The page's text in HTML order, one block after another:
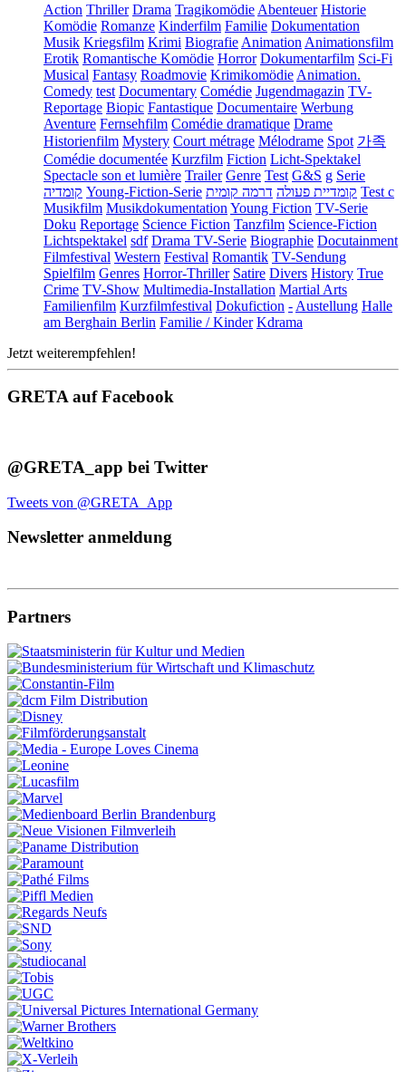
Action Thriller Drama Tragikomödie Abenteuer Historie
Komödie Romanze Kinderfilm Familie Dokumentation
Musik Kriegsfilm Krimi Biografie Animation Animationsfilm
Erotik Romantische Komödie Horror Dokumentarfilm Sci-Fi
Musical Fantasy Roadmovie Krimikomödie Animation.
Comedy test Documentary Comédie Jugendmagazin TV-
Reportage Biopic Fantastique Documentaire Werbung
Aventure Fernsehfilm Comédie dramatique Drame
Historienfilm Mystery Court métrage Mélodrame Spot 가족
Comédie documentée Kurzfilm Fiction Licht-Spektakel
Spectacle son et lumière Trailer Genre Test G&S g Serie
קומדיה Young-Fiction-Serie קומדיית פעולה דרמה קומית
Test c
Musikfilm Musikdokumentation Young Fiction TV-Serie
Doku Reportage Science Fiction Tanzfilm Science-Fiction
Lichtspektakel sdf Drama TV-Serie Biographie Docutainment
Filmfestival Western Festival Romantik TV-Sendung
Spielfilm Genres Horror-Thriller Satire Divers History True
Crime TV-Show Multimedia-Installation Martial Arts
Familienfilm Kurzfilmfestival Dokufiction - Austellung Halle
am Berghain Berlin Familie / Kinder Kdrama
Jetzt weiterempfehlen!
GRETA auf Facebook
@GRETA_app bei Twitter
Tweets von @GRETA_App
Newsletter anmeldung
Partners